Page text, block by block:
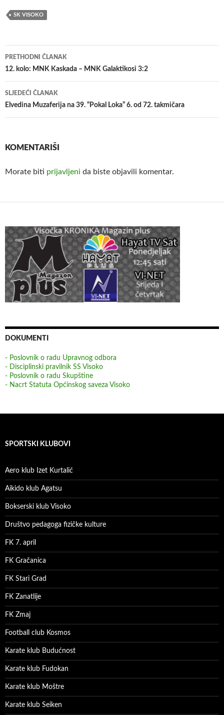
SK VISOKO
Navigacija
članaka
PRETHODNI ČLANAK
12. kolo: MNK Kaskada – MNK Galaktikosi 3:2
SLJEDEĆI ČLANAK
Elvedina Muzaferija na 39. “Pokal Loka” 6. od 72. takmičara
KOMENTARIŠI
Morate biti prijavljeni da biste objavili komentar.
DOKUMENTI
- Poslovnik o radu Upravnog odbora
- Disciplinski pravilnik SS Visoko
- Poslovnik o radu Skupštine
- Nacrt Statuta Općinskog saveza Visoko
SPORTSKI KLUBOVI
Aero klub Izet Kurtalić
Aikido klub Agatsu
Bokserski klub Visoko
Društvo pedagoga fizičke kulture
FK 7. april
FK Gračanica
FK Stari Grad
FK Zanatlije
FK Zmaj
Football club Kosmos
Karate klub Budućnost
Karate klub Fudokan
Karate klub Moštre
Karate klub Seiken